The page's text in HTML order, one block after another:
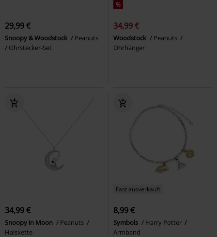
29,99 €
Snoopy & Woodstock
Peanuts
Ohrstecker-Set
%
34,99 €
Woodstock
Peanuts
Ohrhänger
34,99 €
Snoopy in Moon
Peanuts
Halskette
Fast ausverkauft
8,99 €
Symbols
Harry Potter
Armband